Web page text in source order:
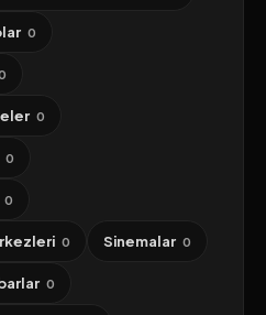
0
0
0
0
0 Sinemalar 0
0